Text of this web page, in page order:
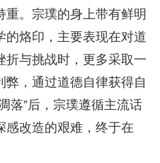
。宗璞的身上带有鲜明
的烙印，主要表现在对道
折与挑战时，更多采取一
，通过道德自律获得自
落”后，宗璞遵循主流话
感改造的艰难，终于在